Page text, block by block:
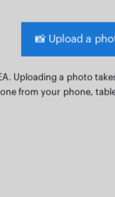
📸Upload a
Uploading a photo
from your phone,